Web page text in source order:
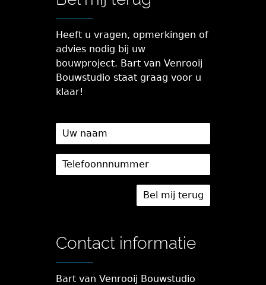
Heeft u vragen, opmerkingen of
advies nodig bij uw
bouwproject. Bart van Venrooij
Bouwstudio staat graag voor u
klaar!
Contact informatie
Bart van Venrooij Bouwstudio